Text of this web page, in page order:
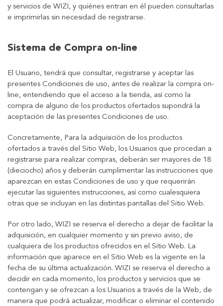
y servicios de WIZI, y quiénes entran en él pueden consultarlas
e imprimirlas sin necesidad de registrarse.
Sistema de Compra on-line
El Usuario, tendrá que consultar, registrarse y aceptar las
presentes Condiciones de uso, antes de realizar la compra on-
line, entendiendo que el acceso a la tienda, así como la
compra de alguno de los productos ofertados supondrá la
aceptación de las presentes Condiciones de uso.
Concretamente, Para la adquisición de los productos
ofertados a través del Sitio Web, los Usuarios que procedan a
registrarse para realizar compras, deberán ser mayores de 18
(dieciocho) años y deberán cumplimentar las instrucciones que
aparezcan en estas Condiciones de uso y que requerirán
ejecutar las siguientes instrucciones, así como cualesquiera
otras que se incluyan en las distintas pantallas del Sitio Web.
Por otro lado, WIZI se reserva el derecho a dejar de facilitar la
adquisición, en cualquier momento y sin previo aviso, de
cualquiera de los productos ofrecidos en el Sitio Web. La
información que aparece en el Sitio Web es la vigente en la
fecha de su última actualización. WIZI se reserva el derecho a
decidir en cada momento, los productos y servicios que se
contengan y se ofrezcan a los Usuarios a través de la Web, de
manera que podrá actualizar, modificar o eliminar el contenido